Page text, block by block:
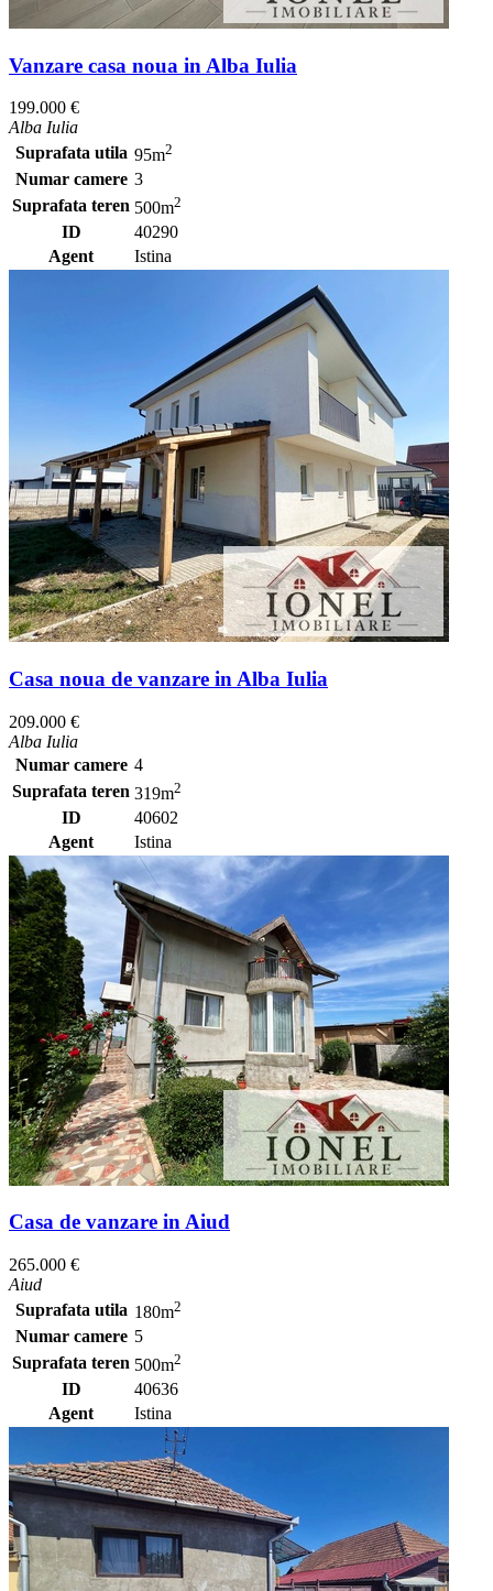
Vanzare casa noua in Alba Iulia
199.000 €
Alba Iulia
Suprafata utila 95m2
Numar camere 3
Suprafata teren 500m2
ID
40290
Agent
Istina
Casa noua de vanzare in Alba Iulia
209.000 €
Alba Iulia
Numar camere 4
Suprafata teren 319m2
ID
40602
Agent
Istina
Casa de vanzare in Aiud
265.000 €
Aiud
Suprafata utila 180m2
Numar camere 5
Suprafata teren 500m2
ID
40636
Agent
Istina